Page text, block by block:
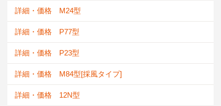
詳細・価格 M24型
詳細・価格 P77型
詳細・価格 P23型
詳細・価格 M84型[採風タイプ]
詳細・価格 12N型